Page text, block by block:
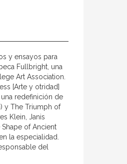
y ensayos para
Fullbright, una
Art Association.
[Arte y otridad]
una redefinición de
y The Triumph of
Klein, Janis
of Ancient
la especialidad.
del